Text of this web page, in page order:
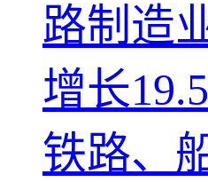
路制造
增长
铁路、